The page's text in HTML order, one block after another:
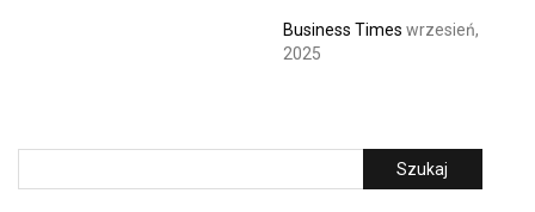
Business Times wrzesień,
2025
Szukaj